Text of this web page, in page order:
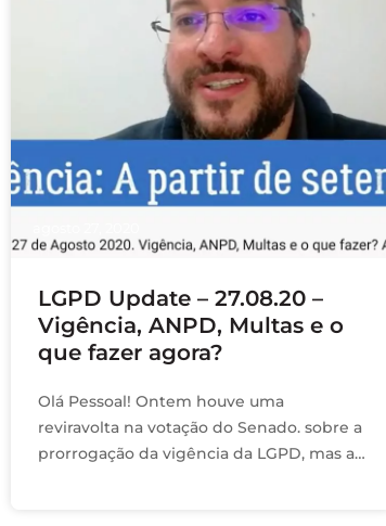
LGPD Update – 27.08.20 –
Vigência, ANPD, Multas e o
que fazer agora?
Olá Pessoal! Ontem houve uma
reviravolta na votação do Senado. sobre a
prorrogação da vigência da LGPD, mas a